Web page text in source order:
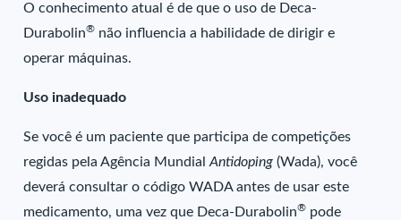
O conhecimento atual é de que o uso de Deca-
Durabolin® não influencia a habilidade de dirigir e
operar máquinas.
Uso inadequado
Se você é um paciente que participa de competições
regidas pela Agência MundialAntidoping(Wada), você
deverá consultar o código WADA antes de usar este
medicamento, uma vez que Deca-Durabolin® pode